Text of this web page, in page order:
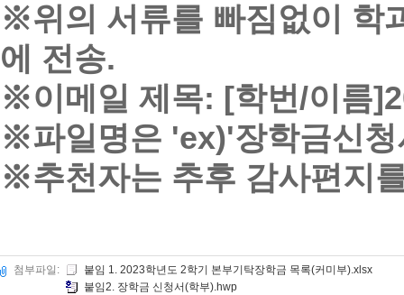
※위의 서류를 빠짐없이 학
에 전송.
※이메일 제목: [학번/이름
※파일명은 'ex)'장학금신청
※추천자는 추후 감사편지
첨부파일:
붙임 1. 2023학년도 2학기 본부기탁장학금 목록(커미부).xlsx
붙임2. 장학금 신청서(학부).hwp